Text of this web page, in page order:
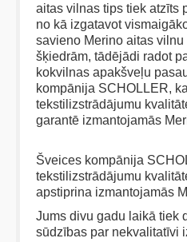
aitas vilnas tips tiek atzīts
no kā izgatavot
savieno Merino aitas vilnu
šķiedrām, tādējādi radot
kokvilnas apakšveļu
kompānija SCHOLLER,
tekstilizstrādājumu
garantē izmantojamās
Šveices kompānija
tekstilizstrādājumu
apstiprina izmantojamās
Jums divu gadu laikā tiek
sūdzības par nekvalitatīvi